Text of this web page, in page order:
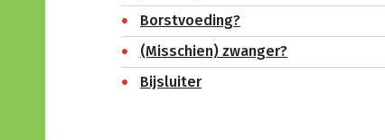
Borstvoeding?
(Misschien) zwanger?
Bijsluiter